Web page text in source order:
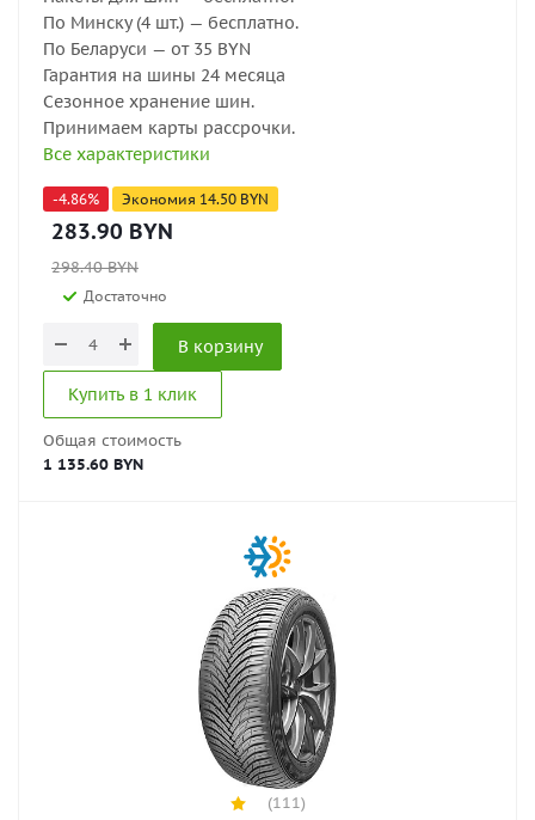
По Минску (4 шт.) — бесплатно.
По Беларуси — от 35 BYN
Гарантия на шины 24 месяца
Сезонное хранение шин.
Принимаем карты рассрочки.
Все характеристики
-4.86% Экономия 14.50 BYN
283.90 BYN
298.40BYN
Достаточно
В корзину
Купить в 1 клик
Общая стоимость
1 135.60 BYN
(111)